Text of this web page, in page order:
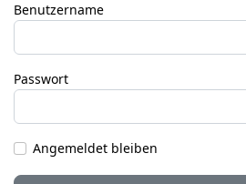
Benutzername
Passwort
Angemeldet bleiben